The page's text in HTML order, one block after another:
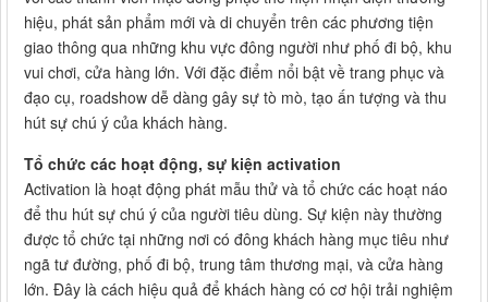
hiệu, phát sản phẩm mới và di chuyển trên các phương tiện
giao thông qua những khu vực đông người như phố đi bộ, khu
vui chơi, cửa hàng lớn. Với đặc điểm nổi bật về trang phục và
đạo cụ, roadshow dễ dàng gây sự tò mò, tạo ấn tượng và thu
hút sự chú ý của khách hàng.
Tổ chức các hoạt động, sự kiện activation
Activation là hoạt động phát mẫu thử và tổ chức các hoạt náo
để thu hút sự chú ý của người tiêu dùng. Sự kiện này thường
được tổ chức tại những nơi có đông khách hàng mục tiêu như
ngã tư đường, phố đi bộ, trung tâm thương mại, và cửa hàng
lớn. Đây là cách hiệu quả để khách hàng có cơ hội trải nghiệm